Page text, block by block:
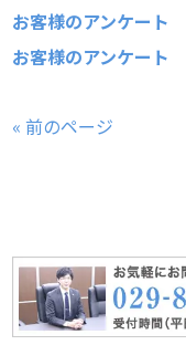
お客様のアンケート
お客様のアンケート
« 前のページ